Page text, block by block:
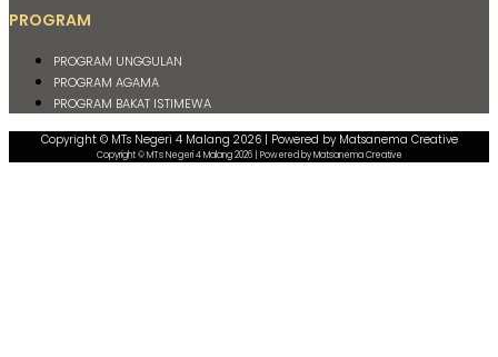
PROGRAM
PROGRAM UNGGULAN
PROGRAM AGAMA
PROGRAM BAKAT ISTIMEWA
Copyright © MTs Negeri 4 Malang 2026 | Powered by Matsanema Creative
Copyright © MTs Negeri 4 Malang 2026 | Powered by Matsanema Creative